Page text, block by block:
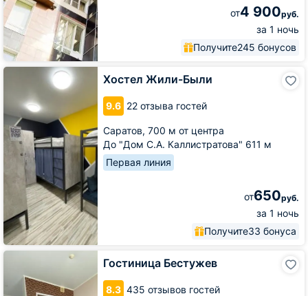
от4 900руб.
за 1 ночь
Получите245 бонусов
Хостел Жили-Были
9.6 22 отзыва гостей
Саратов, 700 м от центра
До "Дом С.А. Каллистратова" 611 м
Первая линия
от650руб.
за 1 ночь
Получите33 бонуса
Хостел
Гостиница Бестужев
8.3 435 отзывов гостей
Гостиница